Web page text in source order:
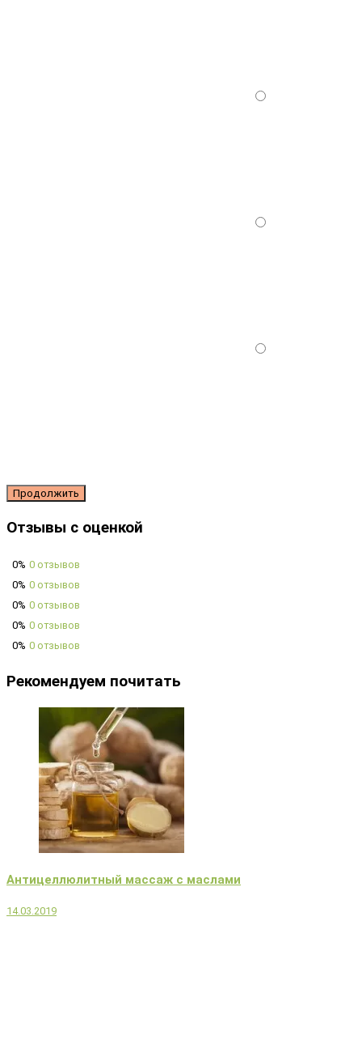
Продолжить
Отзывы с оценкой
0% 0 отзывов
0% 0 отзывов
0% 0 отзывов
0% 0 отзывов
0% 0 отзывов
Рекомендуем почитать
Антицеллюлитный массаж с маслами
14.03.2019